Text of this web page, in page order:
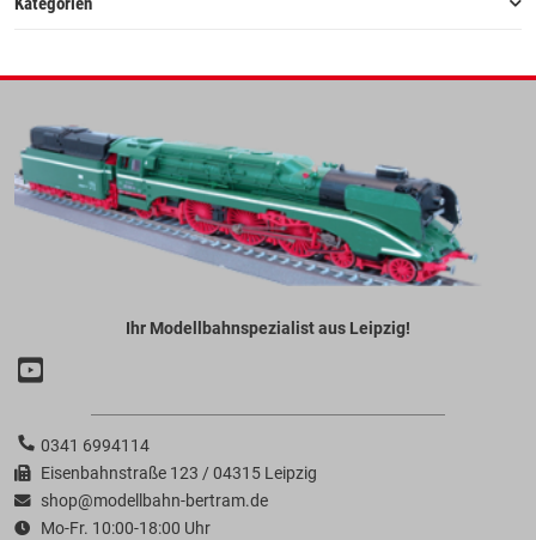
Ihr Modellbahnspezialist aus Leipzig!
0341 6994114
Eisenbahnstraße 123 / 04315 Leipzig
shop@modellbahn-bertram.de
Mo-Fr. 10:00-18:00 Uhr